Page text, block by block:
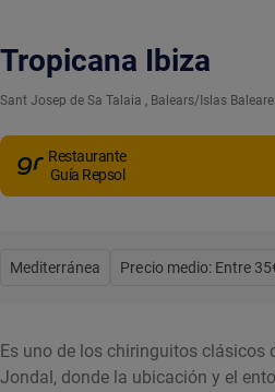
Tropicana Ibiza
Sant Josep de Sa Talaia , Balears/Islas
Restaurante
Guía Repsol
Mediterránea Precio medio: Entre
Es uno de los chiringuitos clásicos
Jondal, donde la ubicación y el